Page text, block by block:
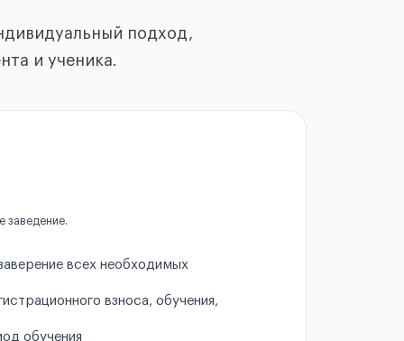
подход,
и ученика.
заведение.
всех необходимых
взноса, обучения,
обучения